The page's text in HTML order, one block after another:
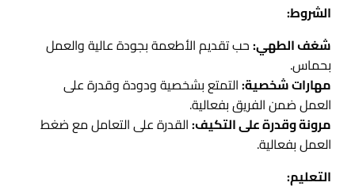
الشروط:
شغف الطهي:حب تقديم الأطعمة بجودة عالية والعمل
بحماس.
مهارات شخصية:التمتع بشخصية ودودة وقدرة على
العمل ضمن الفريق بفعالية.
مرونة وقدرة على التكيف:القدرة على التعامل مع ضغط
العمل بفعالية.
التعليم: